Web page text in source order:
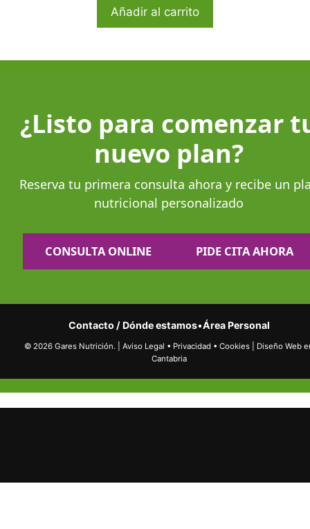
Añadir al carrito
¿Listo para comenzar
nuevo plan?
Reserva tu primera consulta ahora y recibe un
nutricional personalizado
CONSULTA ONLINE PIDE CITA AHORA
Contacto / Dónde estamos•Área Personal
© 2026 Gares Nutrición. Aviso Legal • Privacidad • Cookies
Diseño Web
Cantabria